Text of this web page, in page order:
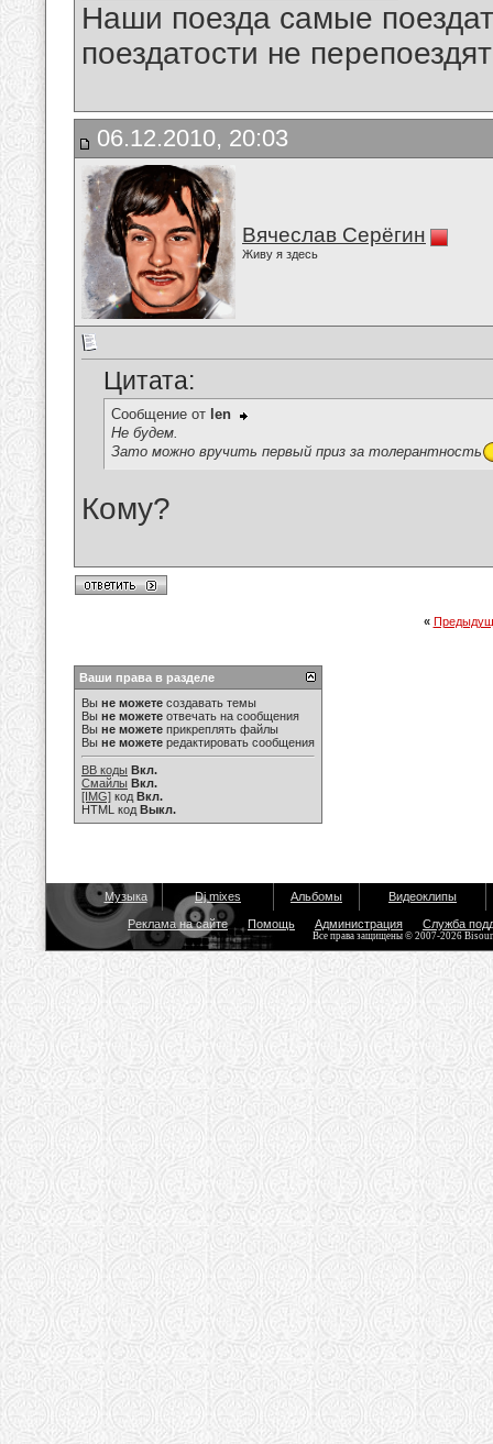
Наши поезда самые
поездатости не
06.12.2010, 20:03
Вячеслав Серёгин
Живу я здесь
Цитата:
Сообщение от len
Не будем.
Зато можно вручить первый приз за толерантность
Кому?
«
Ваши права в разделе
Вы не можете создавать темы
Вы не можете отвечать на сообщения
Вы не можете прикреплять файлы
Вы не можете редактировать сообщения
BB коды Вкл.
Смайлы Вкл.
[IMG] код Вкл.
HTML код Выкл.
Музыка Dj mixes Альбомы Видеоклипы
Реклама на сайте Помощь Администрация Служба
Все права защищены © 2007-2026